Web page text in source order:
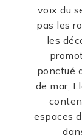
voix du
pas les
les
ponctué
de mar,
espaces